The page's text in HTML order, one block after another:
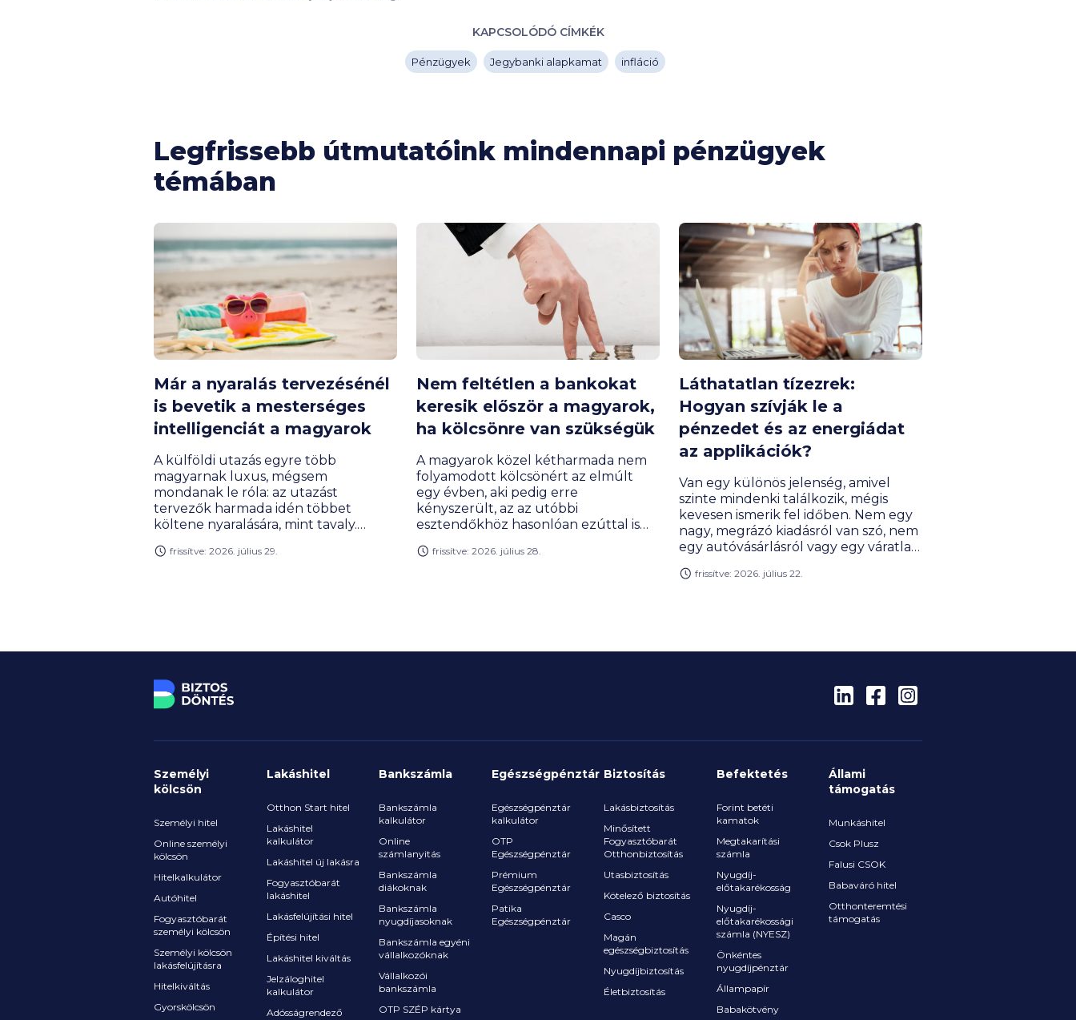
KAPCSOLÓDÓ CÍMKÉK
Pénzügyek Jegybanki alapkamat infláció
Legfrissebb útmutatóink mindennapi pénzügyek
témában
Már a nyaralás tervezésénél
is bevetik a mesterséges
intelligenciát a magyarok
A külföldi utazás egyre több
magyarnak luxus, mégsem
mondanak le róla: az utazást
tervezők harmada idén többet
költene nyaralására, mint tavaly.
elvárások is átalakulnak: egyre
mesterséges intelligenciát is használ a
végső döntéseket továbbra is saját
elképzeléseik alapján hozzák meg.
frissítve: 2026. július 29.
Nem feltétlen a bankokat
keresik először a magyarok,
ha kölcsönre van szükségük
A magyarok közel kétharmada nem
folyamodott kölcsönért az elmúlt
egy évben, aki pedig erre
kényszerült, az az utóbbi
esztendőkhöz hasonlóan ezúttal is
anyagi segítséget, csak utána a
frissítve: 2026. július 28.
Láthatatlan tízezrek:
Hogyan szívják le a
pénzedet és az energiádat
az applikációk?
Van egy különös jelenség, amivel
szinte mindenki találkozik, mégis
kevesen ismerik fel időben. Nem egy
nagy, megrázó kiadásról van szó, nem
egy autóvásárlásról vagy egy váratlan
jelentéktelennek tűnő tételek
akár százezres összeg a kezünkből,
a jelenség, és mit tehetünk ellene.
frissítve: 2026. július 22.
Személyi
kölcsön
Személyi hitel
Online személyi
kölcsön
Hitelkalkulátor
Autóhitel
Fogyasztóbarát
személyi kölcsön
Személyi kölcsön
lakásfelújításra
Hitelkiváltás
Gyorskölcsön
Lakáshitel
Otthon Start hitel
Lakáshitel
kalkulátor
Lakáshitel új lakásra
Fogyasztóbarát
lakáshitel
Lakásfelújítási hitel
Építési hitel
Lakáshitel kiváltás
Jelzáloghitel
kalkulátor
Adósságrendező
Bankszámla
Bankszámla
kalkulátor
Online
számlanyitás
Bankszámla
diákoknak
Bankszámla
nyugdíjasoknak
Bankszámla egyéni
vállalkozóknak
Vállalkozói
bankszámla
OTP SZÉP kártya
Egészségpénztár
Egészségpénztár
kalkulátor
OTP
Egészségpénztár
Prémium
Egészségpénztár
Patika
Egészségpénztár
Biztosítás
Lakásbiztosítás
Minősített
Fogyasztóbarát
Otthonbiztosítás
Utasbiztosítás
Kötelező biztosítás
Casco
Magán
egészségbiztosítás
Nyugdíjbiztosítás
Életbiztosítás
Befektetés
Forint betéti
kamatok
Megtakarítási
számla
Nyugdíj-
előtakarékosság
Nyugdíj-
előtakarékossági
számla (NYESZ)
Önkéntes
nyugdíjpénztár
Állampapír
Babakötvény
Állami
támogatás
Munkáshitel
Csok Plusz
Falusi CSOK
Babaváró hitel
Otthonteremtési
támogatás